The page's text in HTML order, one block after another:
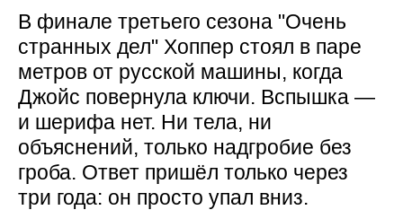
В финале третьего сезона "Очень
странных дел" Хоппер стоял в паре
метров от русской машины, когда
Джойс повернула ключи. Вспышка —
и шерифа нет. Ни тела, ни
объяснений, только надгробие без
гроба. Ответ пришёл только через
три года: он просто упал вниз.